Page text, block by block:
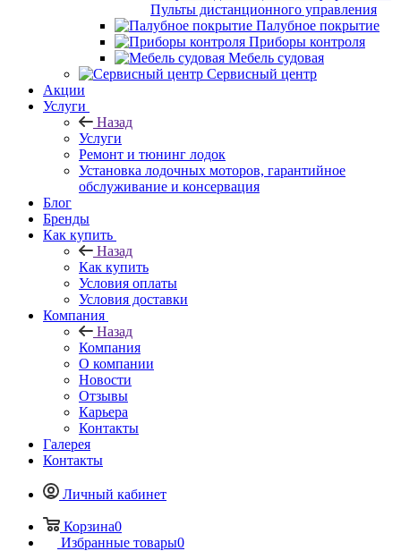
Пульты дистанционного управления
Палубное покрытие
Приборы контроля
Мебель судовая
Сервисный центр
Акции
Услуги
Назад
Услуги
Ремонт и тюнинг лодок
Установка лодочных моторов, гарантийное
обслуживание и консервация
Блог
Бренды
Как купить
Назад
Как купить
Условия оплаты
Условия доставки
Компания
Назад
Компания
О компании
Новости
Отзывы
Карьера
Контакты
Галерея
Контакты
Личный кабинет
Корзина0
Избранные товары0